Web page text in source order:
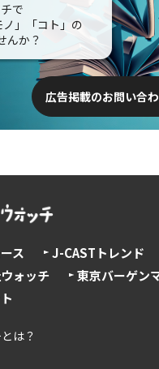
で
ノ」「コト」の
んか？
広告掲載のお問い合
ス
J-CASTトレンド
ォッチ
東京バーゲン
は？